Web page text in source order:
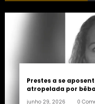
Prestes a se
atropelada por
junho 29, 2026 0